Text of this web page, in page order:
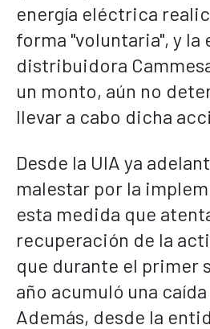
energía eléctrica
forma "voluntaria", y la
distribuidora
un monto, aún no
llevar a cabo dicha
Desde la UIA ya
malestar por la
esta medida que
recuperación de la
que durante el primer
año acumuló una
Además, desde la